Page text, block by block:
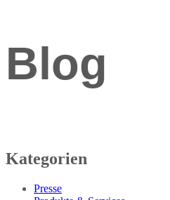
Blog
Kategorien
Presse